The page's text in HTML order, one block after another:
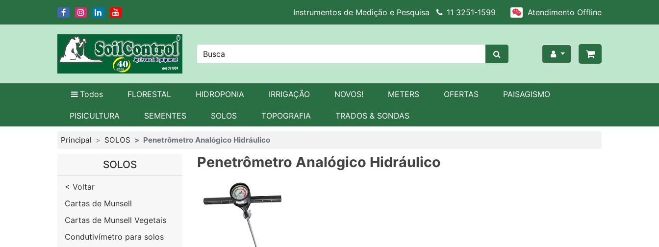
Atendimento Offline
Instrumentos de Medição e Pesquisa 11 3251-1599
Todos FLORESTAL HIDROPONIA IRRIGAÇÃO NOVOS! METERS OFERTAS PAISAGISMO
PISICULTURA SEMENTES SOLOS TOPOGRAFIA TRADOS & SONDAS
Principal SOLOS Penetrômetro Analógico Hidráulico
SOLOS
< Voltar
Cartas de Munsell
Cartas de Munsell Vegetais
Condutivímetro para solos
Penetrômetro Analógico Hidráulico